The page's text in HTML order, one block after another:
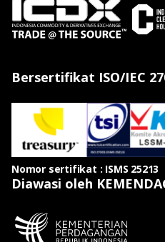
Bersertifikat ISO/IEC
Nomor sertifikat : ISMS 25213
Diawasi oleh